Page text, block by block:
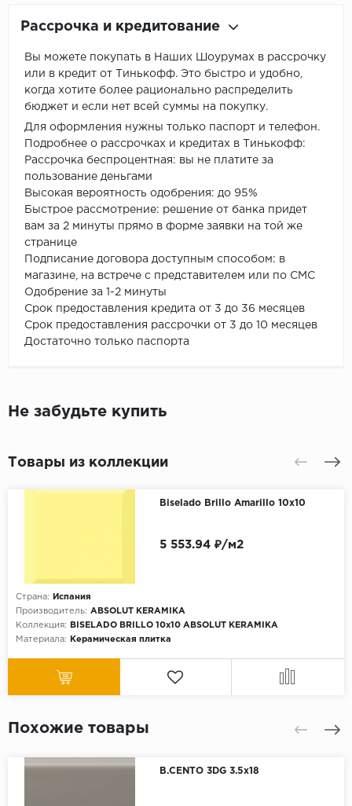
Рассрочка и кредитование
Вы можете покупать в Наших Шоурумах в рассрочку
или в кредит от Тинькофф. Это быстро и удобно,
когда хотите более рационально распределить
бюджет и если нет всей суммы на покупку.
Для оформления нужны только паспорт и телефон.
Подробнее о рассрочках и кредитах в Тинькофф:
Рассрочка беспроцентная: вы не платите за
пользование деньгами
Высокая вероятность одобрения: до 95%
Быстрое рассмотрение: решение от банка придет
вам за 2 минуты прямо в форме заявки на той же
странице
Подписание договора доступным способом: в
магазине, на встрече с представителем или по СМС
Одобрение за 1-2 минуты
Срок предоставления кредита от 3 до 36 месяцев
Срок предоставления рассрочки от 3 до 10 месяцев
Достаточно только паспорта
Не забудьте купить
Товары из коллекции
Biselado Brillo Amarillo 10x10
Страна:
Испания
Производитель: ABSOLUT KERAMIKA
Коллекция:
BISELADO BRILLO 10x10 ABSOLUT KERAMIKA
Материала:
Керамическая плитка
5 553.94 ₽/м2
Похожие товары
B.CENTO 3DG 3.5x18